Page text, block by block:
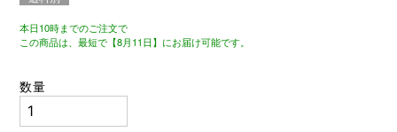
本日10時までのご注文で
この商品は、最短で【8月11日】にお届け可能です。
数量